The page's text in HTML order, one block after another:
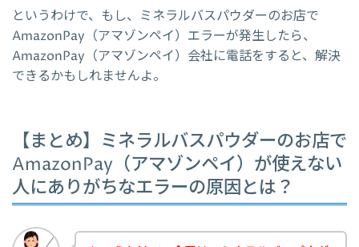
というわけで、もし、ミネラルバスパウダーのお店で
AmazonPay（アマゾンペイ）エラーが発生したら、
AmazonPay（アマゾンペイ）会社に電話をすると、解決
できるかもしれませんよ。
【まとめ】ミネラルバスパウダーのお店で
AmazonPay（アマゾンペイ）が使えない
人にありがちなエラーの原因とは？